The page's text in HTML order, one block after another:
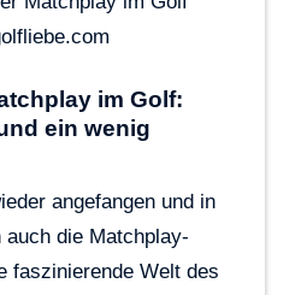
im Golf:
ein wenig
angefangen und in
die Matchplay-
faszinierende Welt des